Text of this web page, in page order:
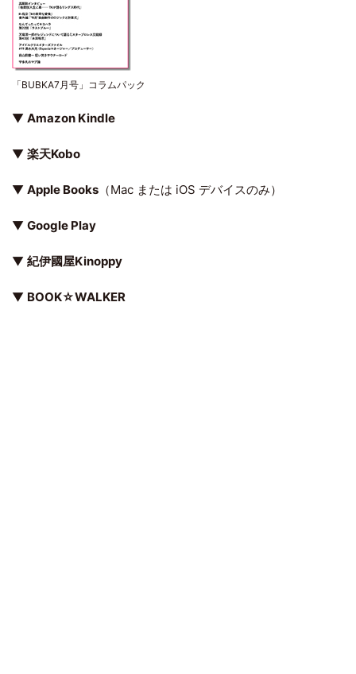
「BUBKA7月号」コラムパック
▼ Amazon Kindle
▼ 楽天Kobo
▼ Apple Books （Mac または iOS デバイスのみ）
▼ Google Play
▼ 紀伊國屋Kinoppy
▼ BOOK☆WALKER